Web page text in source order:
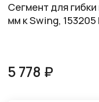
Сегмент для
мм к Swing, 153205
5 778 ₽